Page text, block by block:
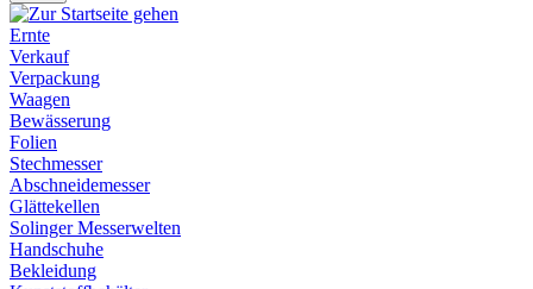
Ernte
Verkauf
Verpackung
Waagen
Bewässerung
Folien
Stechmesser
Abschneidemesser
Glättekellen
Solinger Messerwelten
Handschuhe
Bekleidung